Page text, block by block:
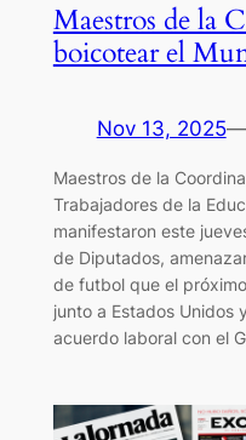
Maestros de la
boicotear el
Nov 13, 2025—
Maestros de la
Trabajadores de la
manifestaron este
de Diputados,
de futbol que el
junto a Estados Unidos
acuerdo laboral con el